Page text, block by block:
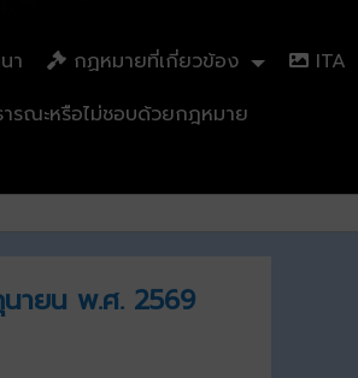
า กฏหมายที่เกี่ยวข้อง
ITA
รณะหรือไม่ชอบด้วยกฎหมาย
นายน พ.ศ. 2569